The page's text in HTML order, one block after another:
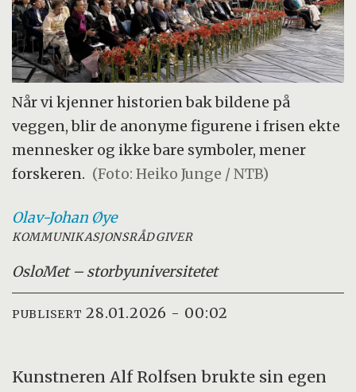
Når vi kjenner historien bak bildene på
veggen, blir de anonyme figurene i frisen ekte
mennesker og ikke bare symboler, mener
forskeren. (Foto: Heiko Junge / NTB)
Olav-Johan Øye
KOMMUNIKASJONSRÅDGIVER
OsloMet – storbyuniversitetet
PUBLISERT 28.01.2026 - 00:02
Kunstneren Alf Rolfsen brukte sin egen